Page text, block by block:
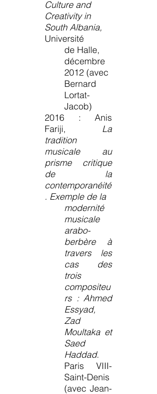
Culture and
Creativity in
South Albania,
Université
de Halle,
décembre
2012 (avec
Bernard
Lortat-
Jacob)
2016 : Anis
Fariji, La
tradition
musicale au
prisme critique
de la
contemporanéité
. Exemple de la
modernité
musicale
arabo-
berbère à
travers les
cas des
trois
compositeu
rs : Ahmed
Essyad,
Zad
Moultaka et
Saed
Haddad.
Paris VIII-
Saint-Denis
(avec Jean-